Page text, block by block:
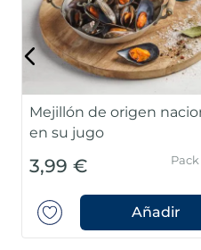
MSC
11,99 €
Añadir